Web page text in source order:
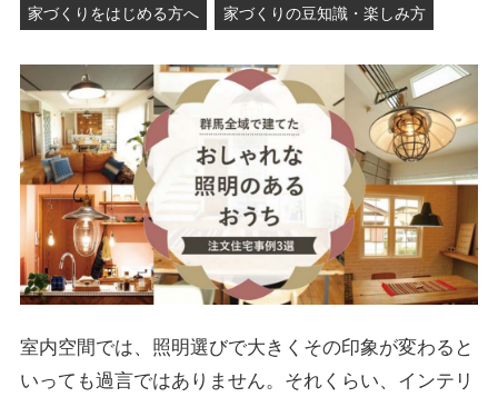
家づくりをはじめる方へ 家づくりの豆知識・楽しみ方
室内空間では、照明選びで大きくその印象が変わると
いっても過言ではありません。それくらい、インテリ